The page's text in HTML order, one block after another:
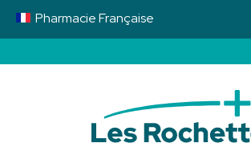
PharmacieFrançaise